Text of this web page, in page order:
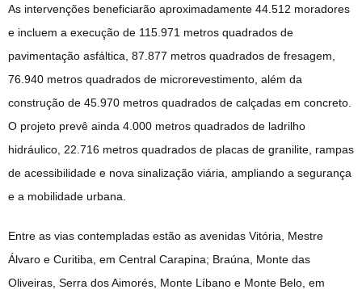
As intervenções beneficiarão aproximadamente 44.512 moradores
e incluem a execução de 115.971 metros quadrados de
pavimentação asfáltica, 87.877 metros quadrados de fresagem,
76.940 metros quadrados de microrevestimento, além da
construção de 45.970 metros quadrados de calçadas em concreto.
O projeto prevê ainda 4.000 metros quadrados de ladrilho
hidráulico, 22.716 metros quadrados de placas de granilite, rampas
de acessibilidade e nova sinalização viária, ampliando a segurança
e a mobilidade urbana.
Entre as vias contempladas estão as avenidas Vitória, Mestre
Álvaro e Curitiba, em Central Carapina; Braúna, Monte das
Oliveiras, Serra dos Aimorés, Monte Líbano e Monte Belo, em